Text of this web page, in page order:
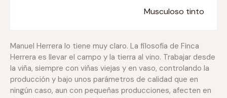
Musculoso tinto
Manuel Herrera lo tiene muy claro. La filosofía de Finca
Herrera es llevar el campo y la tierra al vino. Trabajar desde
la viña, siempre con viñas viejas y en vaso, controlando la
producción y bajo unos parámetros de calidad que en
ningún caso, aun con pequeñas producciones, afecten en